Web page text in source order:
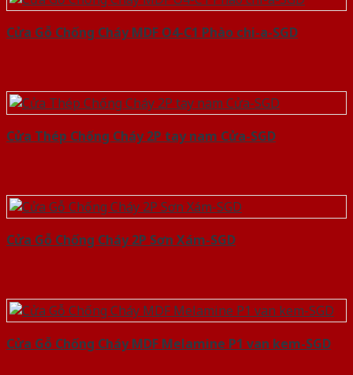
Cửa Gỗ Chống Cháy MDF O4-C1 Phào chi-a-SGD
Cửa Thép Chống Cháy 2P tay nam Cửa-SGD
Cửa Gỗ Chống Cháy 2P Sơn Xám-SGD
Cửa Gỗ Chống Cháy MDF Melamine P1 van kem-SGD